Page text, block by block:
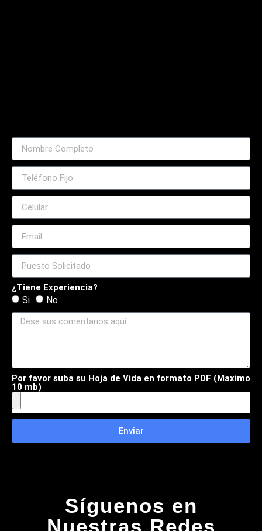
¿Tiene Experiencia?
Si No
Por favor suba su Hoja de Vida en formato PDF (Maximo
10 mb)
Enviar
Síguenos en
Nuestras Redes